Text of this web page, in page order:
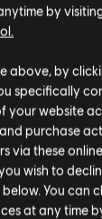
acordes
bajo
by
above, by
specifically
your website
purchase
via these
wish to
below. You can
at any time